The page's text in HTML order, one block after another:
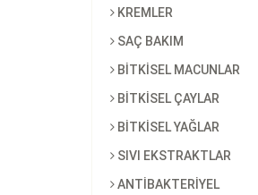
KREMLER
SAÇ BAKIM
BİTKİSEL MACUNLAR
BİTKİSEL ÇAYLAR
BİTKİSEL YAĞLAR
SIVI EKSTRAKTLAR
ANTİBAKTERİYEL